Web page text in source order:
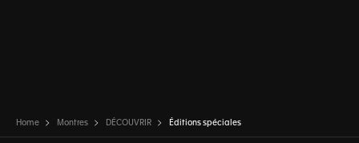
Home Montres DÉCOUVRIR Éditions spéciales